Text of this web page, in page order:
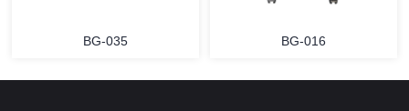
BG-035 BG-016